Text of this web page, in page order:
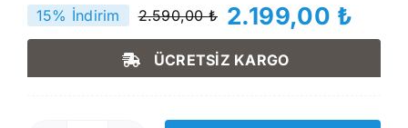
2.590,00₺
Orijinal
fiyat:
2.590,00 ₺.
2.199,00 ₺
Şu
andaki
fiyat:
2.199,00 ₺.
15% İndirim
ÜCRETSİZ KARGO